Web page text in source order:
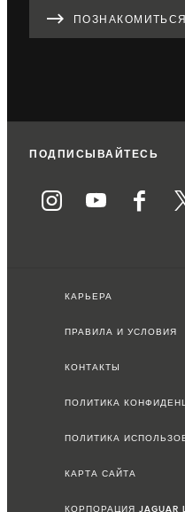
ПОДПИСЫВАЙТЕСЬ
КАРЬЕРА
ПРАВИЛА И УСЛОВИЯ
КОНТАКТЫ
ПОЛИТИКА
ПОЛИТИКА
КАРТА САЙТА
КОРПОРАЦИЯ JAGUAR